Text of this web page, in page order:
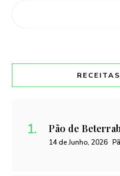
Pão de
14 de Junho, 2026